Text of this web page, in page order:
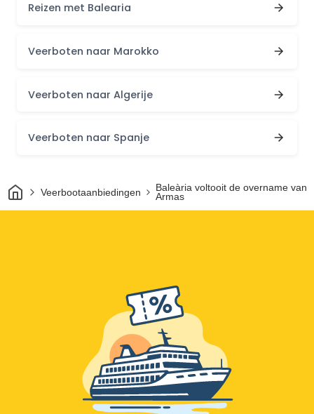
Reizen met Balearia
Veerboten naar Marokko
Veerboten naar Algerije
Veerboten naar Spanje
ThuisVeerbootaanbiedingen
Baleària voltooit de overname van
Armas